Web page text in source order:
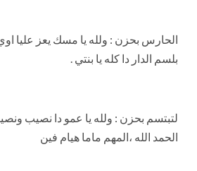
الحارس بحزن : ولله يا مسك يعز عليا
بلسم الدار دا كله يا بنتي .
لتبتسم بحزن : ولله يا عمو دا نصيب
الحمد الله ،المهم ماما هيام فين